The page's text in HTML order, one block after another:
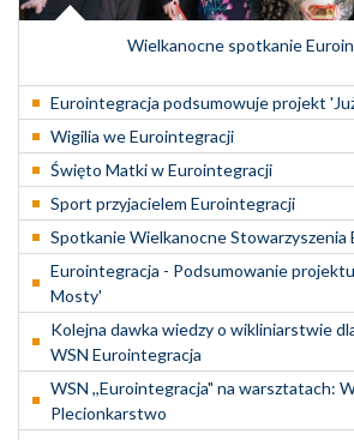
Wielkanocne spotkanie
Eurointegracja podsumowuje projekt
Wigilia we Eurointegracji
Święto Matki w Eurointegracji
Sport przyjacielem Eurointegracji
Spotkanie Wielkanocne Stowarzyszenia
Eurointegracja - Podsumowanie
Mosty'
Kolejna dawka wiedzy o wikliniarstwie
WSN Eurointegracja
WSN ,,Eurointegracja" na warsztatach:
Plecionkarstwo